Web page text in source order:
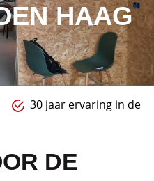
HAAG
30 jaar ervaring in de
DE